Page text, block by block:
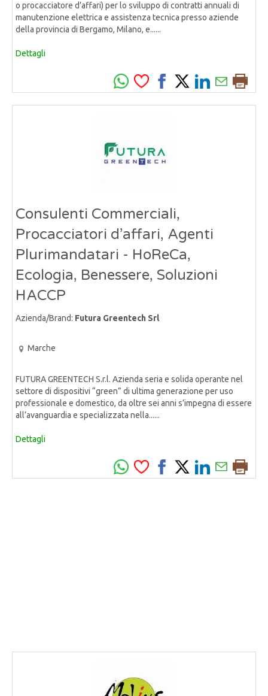
o procacciatore d’affari) per lo sviluppo di contratti annuali di
manutenzione elettrica e assistenza tecnica presso aziende
della provincia di Bergamo, Milano, e......
Dettagli
Consulenti Commerciali,
Procacciatori d’affari, Agenti
Plurimandatari - HoReCa,
Ecologia, Benessere, Soluzioni
HACCP
Azienda/Brand: Futura Greentech Srl
Marche
FUTURA GREENTECH S.r.l. Azienda seria e solida operante nel
settore di dispositivi “green” di ultima generazione per uso
professionale e domestico, da oltre sei anni s’impegna di essere
all’avanguardia e specializzata nella......
Dettagli